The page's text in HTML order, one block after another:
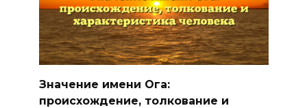
Значение имени Ога:
происхождение, толкование и